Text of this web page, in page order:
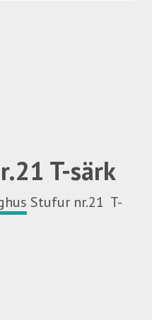
T-särk
Stufur nr.21 T-